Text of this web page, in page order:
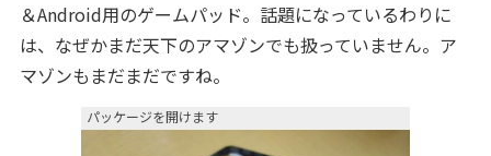
＆Android用のゲームパッド。話題になっているわりに
は、なぜかまだ天下のアマゾンでも扱っていません。ア
マゾンもまだまだですね。
パッケージを開けます